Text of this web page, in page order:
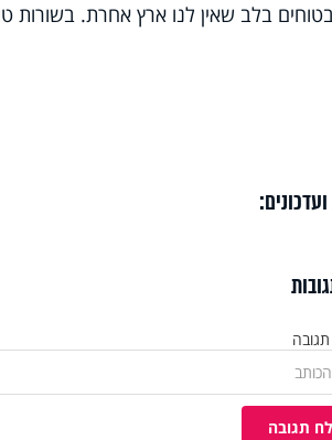
בלב שאין לנו ארץ אחרת. בשורות
תגובה
תגובה